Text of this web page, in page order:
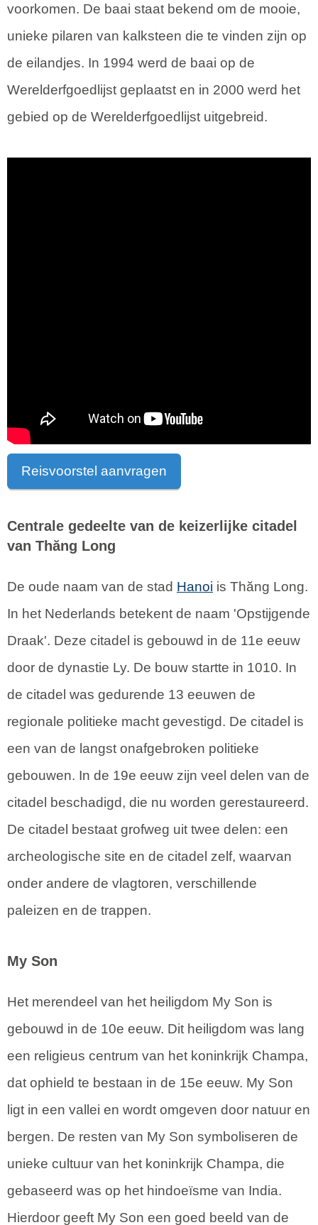
voorkomen. De baai staat bekend om de mooie,
unieke pilaren van kalksteen die te vinden zijn op
de eilandjes. In 1994 werd de baai op de
Werelderfgoedlijst geplaatst en in 2000 werd het
gebied op de Werelderfgoedlijst uitgebreid.
Reisvoorstel aanvragen
Centrale gedeelte van de keizerlijke citadel
van Thăng Long
De oude naam van de stad Hanoi is Thăng Long.
In het Nederlands betekent de naam 'Opstijgende
Draak'. Deze citadel is gebouwd in de 11e eeuw
door de dynastie Ly. De bouw startte in 1010. In
de citadel was gedurende 13 eeuwen de
regionale politieke macht gevestigd. De citadel is
een van de langst onafgebroken politieke
gebouwen. In de 19e eeuw zijn veel delen van de
citadel beschadigd, die nu worden gerestaureerd.
De citadel bestaat grofweg uit twee delen: een
archeologische site en de citadel zelf, waarvan
onder andere de vlagtoren, verschillende
paleizen en de trappen.
My Son
Het merendeel van het heiligdom My Son is
gebouwd in de 10e eeuw. Dit heiligdom was lang
een religieus centrum van het koninkrijk Champa,
dat ophield te bestaan in de 15e eeuw. My Son
ligt in een vallei en wordt omgeven door natuur en
bergen. De resten van My Son symboliseren de
unieke cultuur van het koninkrijk Champa, die
gebaseerd was op het hindoeïsme van India.
Hierdoor geeft My Son een goed beeld van de